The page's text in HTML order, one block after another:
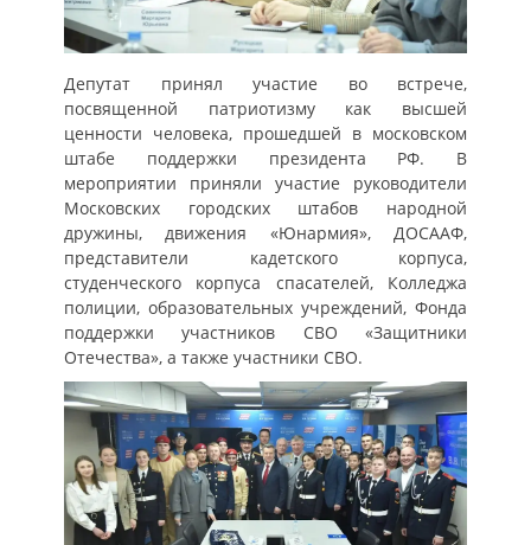
Депутат принял участие во встрече,
посвященной патриотизму как высшей
ценности человека, прошедшей в московском
штабе поддержки президента РФ. В
мероприятии приняли участие руководители
Московских городских штабов народной
дружины, движения «Юнармия», ДОСААФ,
представители кадетского корпуса,
студенческого корпуса спасателей, Колледжа
полиции, образовательных учреждений, Фонда
поддержки участников СВО «Защитники
Отечества», а также участники СВО.